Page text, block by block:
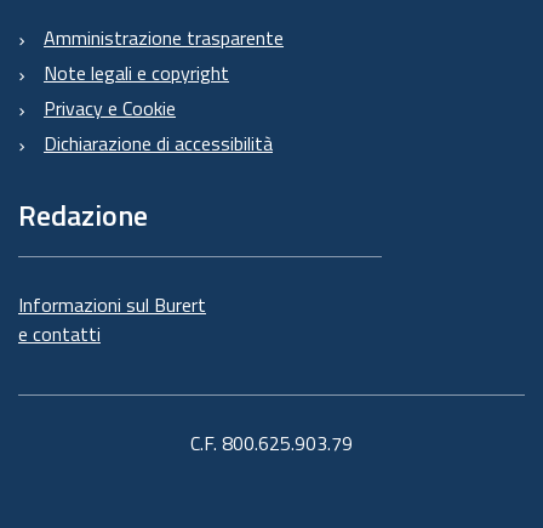
Amministrazione trasparente
Note legali e copyright
Privacy e Cookie
Dichiarazione di accessibilità
Redazione
Informazioni sul Burert
e contatti
C.F. 800.625.903.79